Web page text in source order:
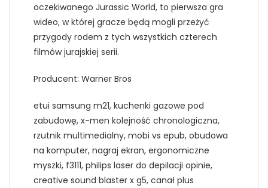
oczekiwanego Jurassic World, to pierwsza gra
wideo, w której gracze będą mogli przeżyć
przygody rodem z tych wszystkich czterech
filmów jurajskiej serii.
Producent: Warner Bros
etui samsung m21, kuchenki gazowe pod
zabudowę, x-men kolejność chronologiczna,
rzutnik multimedialny, mobi vs epub, obudowa
na komputer, nagraj ekran, ergonomiczne
myszki, f3111, philips laser do depilacji opinie,
creative sound blaster x g5, canał plus